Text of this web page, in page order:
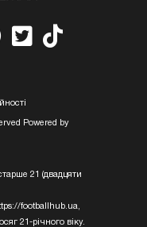
Powered by
21 (двадцяти
footballhub.ua,
21-річного віку.